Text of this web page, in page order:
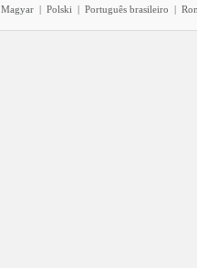
Magyar | Polski | Português brasileiro |